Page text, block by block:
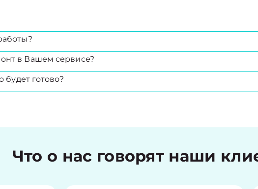
в Вашем сервисе?
будет готово?
Что о нас говорят наши